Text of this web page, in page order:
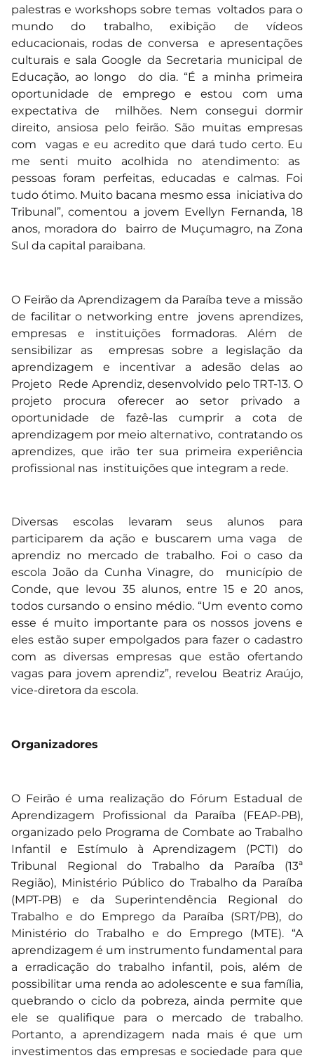
palestras e workshops sobre temas voltados para o
mundo do trabalho, exibição de vídeos
educacionais, rodas de conversa e apresentações
culturais e sala Google da Secretaria municipal de
Educação, ao longo do dia. “É a minha primeira
oportunidade de emprego e estou com uma
expectativa de milhões. Nem consegui dormir
direito, ansiosa pelo feirão. São muitas empresas
com vagas e eu acredito que dará tudo certo. Eu
me senti muito acolhida no atendimento: as
pessoas foram perfeitas, educadas e calmas. Foi
tudo ótimo. Muito bacana mesmo essa iniciativa do
Tribunal”, comentou a jovem Evellyn Fernanda, 18
anos, moradora do bairro de Muçumagro, na Zona
Sul da capital paraibana.
O Feirão da Aprendizagem da Paraíba teve a missão
de facilitar o networking entre jovens aprendizes,
empresas e instituições formadoras. Além de
sensibilizar as empresas sobre a legislação da
aprendizagem e incentivar a adesão delas ao
Projeto Rede Aprendiz, desenvolvido pelo TRT-13. O
projeto procura oferecer ao setor privado a
oportunidade de fazê-las cumprir a cota de
aprendizagem por meio alternativo, contratando os
aprendizes, que irão ter sua primeira experiência
profissional nas instituições que integram a rede.
Diversas escolas levaram seus alunos para
participarem da ação e buscarem uma vaga de
aprendiz no mercado de trabalho. Foi o caso da
escola João da Cunha Vinagre, do município de
Conde, que levou 35 alunos, entre 15 e 20 anos,
todos cursando o ensino médio. “Um evento como
esse é muito importante para os nossos jovens e
eles estão super empolgados para fazer o cadastro
com as diversas empresas que estão ofertando
vagas para jovem aprendiz”, revelou Beatriz Araújo,
vice-diretora da escola.
Organizadores
O Feirão é uma realização do Fórum Estadual de
Aprendizagem Profissional da Paraíba (FEAP-PB),
organizado pelo Programa de Combate ao Trabalho
Infantil e Estímulo à Aprendizagem (PCTI) do
Tribunal Regional do Trabalho da Paraíba (13ª
Região), Ministério Público do Trabalho da Paraíba
(MPT-PB) e da Superintendência Regional do
Trabalho e do Emprego da Paraíba (SRT/PB), do
Ministério do Trabalho e do Emprego (MTE). “A
aprendizagem é um instrumento fundamental para
a erradicação do trabalho infantil, pois, além de
possibilitar uma renda ao adolescente e sua família,
quebrando o ciclo da pobreza, ainda permite que
ele se qualifique para o mercado de trabalho.
Portanto, a aprendizagem nada mais é que um
investimentos das empresas e sociedade para que